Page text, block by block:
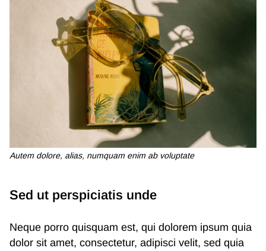
Autem dolore, alias, numquam enim ab voluptate
Sed ut perspiciatis unde
Neque porro quisquam est, qui dolorem ipsum quia
dolor sit amet, consectetur, adipisci velit, sed quia